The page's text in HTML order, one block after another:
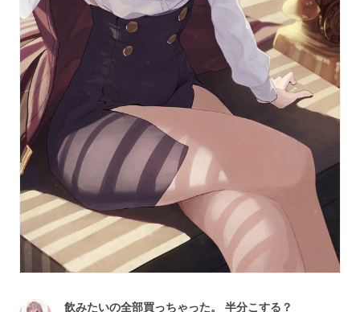
飲みたいの全部買っちゃった。 半分こする？